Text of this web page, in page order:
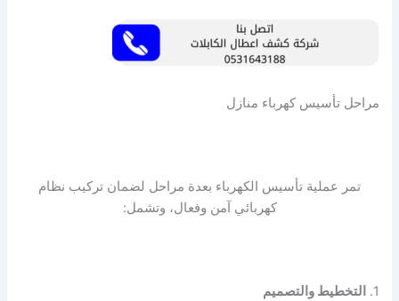
مراحل تأسيس كهرباء منازل
تمر عملية تأسيس الكهرباء بعدة مراحل لضمان تركيب نظام
كهربائي آمن وفعال، وتشمل:
1. التخطيط والتصميم